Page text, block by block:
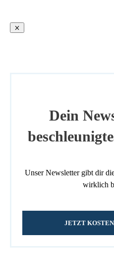
Dein
Unser Newsletter gibt dir
wirklich
JETZT